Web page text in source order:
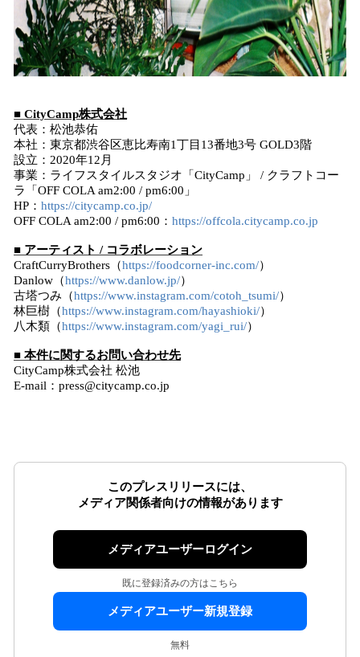
■ CityCamp株式会社
代表：松池恭佑
本社：東京都渋谷区恵比寿南1丁目13番地3号 GOLD3階
設立：2020年12月
事業：ライフスタイルスタジオ「CityCamp」 / クラフトコー
ラ「OFF COLA am2:00 / pm6:00」
HP： https://citycamp.co.jp/
OFF COLA am2:00 / pm6:00： https://offcola.citycamp.co.jp
■ アーティスト / コラボレーション
CraftCurryBrothers（https://foodcorner-inc.com/）
Danlow（https://www.danlow.jp/）
古塔つみ（https://www.instagram.com/cotoh_tsumi/）
林巨樹（https://www.instagram.com/hayashioki/）
八木類（https://www.instagram.com/yagi_rui/）
■ 本件に関するお問い合わせ先
CityCamp株式会社 松池
E-mail：press@citycamp.co.jp
このプレスリリースには、
メディア関係者向けの情報があります
メディアユーザーログイン
既に登録済みの方はこちら
メディアユーザー新規登録
無料